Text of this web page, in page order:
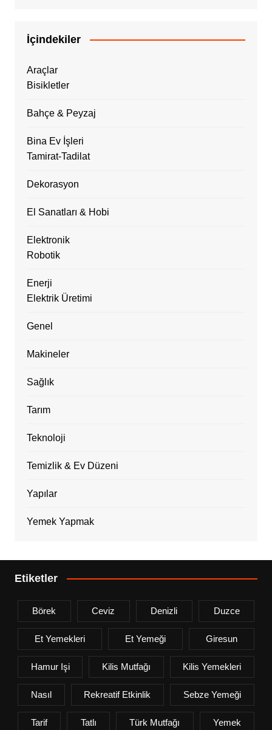
İçindekiler
Araçlar
Bisikletler
Bahçe & Peyzaj
Bina Ev İşleri
Tamirat-Tadilat
Dekorasyon
El Sanatları & Hobi
Elektronik
Robotik
Enerji
Elektrik Üretimi
Genel
Makineler
Sağlık
Tarım
Teknoloji
Temizlik & Ev Düzeni
Yapılar
Yemek Yapmak
Etiketler
Börek Ceviz Denizli Duzce
Et Yemekleri Et Yemeği Giresun
Hamur Işi Kilis Mutfağı Kilis Yemekleri
Nasıl Rekreatif Etkinlik Sebze Yemeği
Tarif Tatlı Türk Mutfağı Yemek